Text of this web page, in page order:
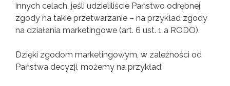
innych celach, jeśli udzieliliście Państwo odrębnej
zgody na takie przetwarzanie – na przykład zgody
na działania marketingowe (art. 6 ust. 1 a RODO).
Dzięki zgodom marketingowym, w zależności od
Państwa decyzji, możemy na przykład: